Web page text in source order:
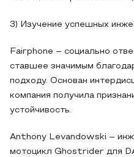
3) Изучение успешных
Fairphone – социально
ставшее значимым
подходу. Основан
компания получила
устойчивость.
Anthony Levandowski –
мотоцикл Ghostrider для